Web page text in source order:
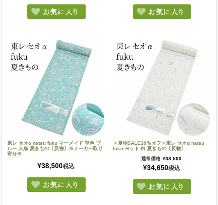
東レ セオα natsu fuku マーメイド 空色 ブ
ルー 人魚 夏きもの〔反物〕※メーカー取り
寄せ※
¥38,500税込
＜夏物SALE10％オフ＞東レ セオα natsu
fuku ヨット 白 夏きもの〔反物〕
通常価格 ¥38,500
¥34,650税込